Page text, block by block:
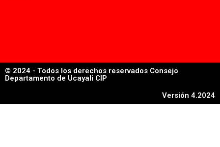
© 2024 - Todos los derechos reservados Consejo
Departamento de Ucayali CIP
Versión 4.2024